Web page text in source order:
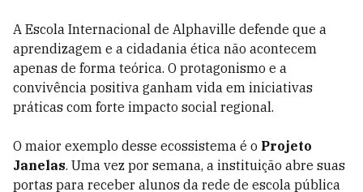
A Escola Internacional de Alphaville defende que a
aprendizagem e a cidadania ética não acontecem
apenas de forma teórica. O protagonismo e a
convivência positiva ganham vida em iniciativas
práticas com forte impacto social regional.
O maior exemplo desse ecossistema é o Projeto
Janelas. Uma vez por semana, a instituição abre suas
portas para receber alunos da rede de escola pública